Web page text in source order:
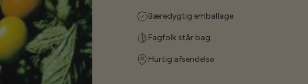
Bæredygtig emballage
Fagfolk står bag
Hurtig afsendelse